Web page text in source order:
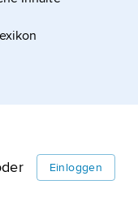
Einloggen